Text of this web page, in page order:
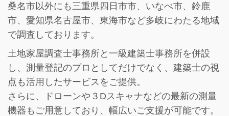
桑名市以外にも三重県四日市市、いなべ市、鈴鹿
市、愛知県名古屋市、東海市など多岐にわたる地域
で調査しております。
土地家屋調査士事務所と一級建築士事務所を併設
し、 測量登記のプロとしてだけでなく、建築士の視
点も活用したサービス をご提供。
さらに、ドローンや３Dスキャナなどの最新の測量
機器もご用意しており、幅広いご支援が可能です。